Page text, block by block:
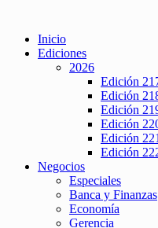
Inicio
Ediciones
2026
Edición
Edición
Edición
Edición
Edición 221
Edición
Negocios
Especiales
Banca y Finanzas
Economía
Gerencia